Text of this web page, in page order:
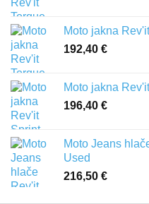
Moto jakna
192,40 €
Moto jakna
196,40 €
Moto Jeans
Used
216,50 €